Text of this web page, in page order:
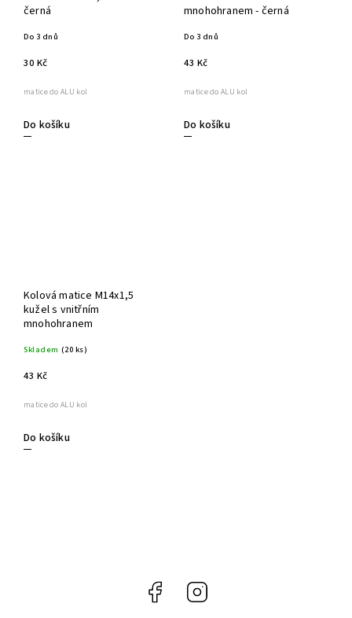
černá
Do 3 dnů
30 Kč
Do košíku
matice do ALU kol
mnohohranem - černá
Do 3 dnů
43 Kč
Do košíku
matice do ALU kol
Kolová matice M14x1,5
kužel s vnitřním
mnohohranem
Skladem (20 ks)
43 Kč
Do košíku
matice do ALU kol
Facebook